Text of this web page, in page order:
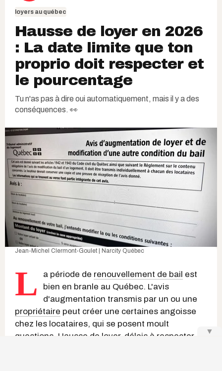
loyers au québec
Hausse de loyer en 2026
: La date limite que ton
proprio doit respecter et
le pourcentage
Tu n'as pas à dire oui automatiquement, mais il y a des
conséquences. 👀
Jean-Michel Clermont-Goulet | Narcity Québec
L a période de renouvellement de bail est
bien en branle au Québec. L'avis
d'augmentation transmis par un ou une
propriétaire peut créer une certaines angoisse
chez les locataires, qui se posent moult
questions. Hausse de loyer, délais à respecter,
▼